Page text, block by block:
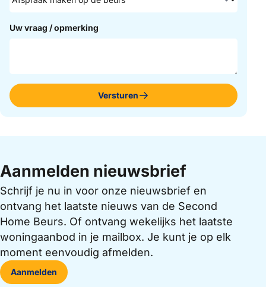
Uw vraag / opmerking
Versturen
Aanmelden nieuwsbrief
Schrijf je nu in voor onze nieuwsbrief en
ontvang het laatste nieuws van de Second
Home Beurs. Of ontvang wekelijks het laatste
woningaanbod in je mailbox. Je kunt je op elk
moment eenvoudig afmelden.
Aanmelden